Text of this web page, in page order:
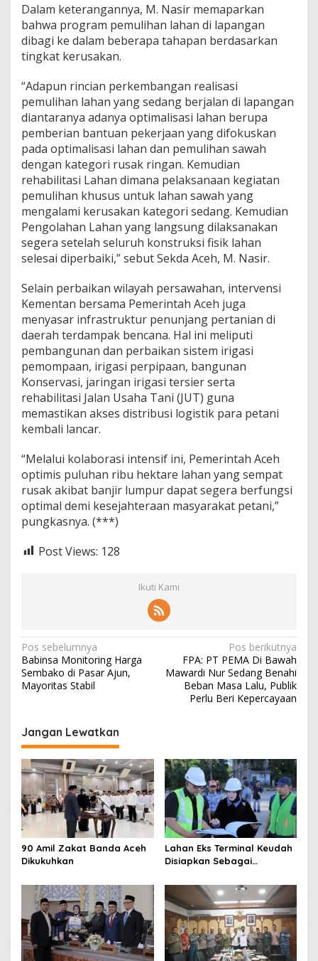
Dalam keterangannya, M. Nasir memaparkan
bahwa program pemulihan lahan di lapangan
dibagi ke dalam beberapa tahapan berdasarkan
tingkat kerusakan.
“Adapun rincian perkembangan realisasi
pemulihan lahan yang sedang berjalan di lapangan
diantaranya adanya optimalisasi lahan berupa
pemberian bantuan pekerjaan yang difokuskan
pada optimalisasi lahan dan pemulihan sawah
dengan kategori rusak ringan. Kemudian
rehabilitasi Lahan dimana pelaksanaan kegiatan
pemulihan khusus untuk lahan sawah yang
mengalami kerusakan kategori sedang. Kemudian
Pengolahan Lahan yang langsung dilaksanakan
segera setelah seluruh konstruksi fisik lahan
selesai diperbaiki,” sebut Sekda Aceh, M. Nasir.
Selain perbaikan wilayah persawahan, intervensi
Kementan bersama Pemerintah Aceh juga
menyasar infrastruktur penunjang pertanian di
daerah terdampak bencana. Hal ini meliputi
pembangunan dan perbaikan sistem irigasi
pemompaan, irigasi perpipaan, bangunan
Konservasi, jaringan irigasi tersier serta
rehabilitasi Jalan Usaha Tani (JUT) guna
memastikan akses distribusi logistik para petani
kembali lancar.
“Melalui kolaborasi intensif ini, Pemerintah Aceh
optimis puluhan ribu hektare lahan yang sempat
rusak akibat banjir lumpur dapat segera berfungsi
optimal demi kesejahteraan masyarakat petani,”
pungkasnya. (***)
Post Views: 128
Ikuti Kami
N
a
v
g
a
s
i
p
o
s
Pos sebelumnya
Babinsa Monitoring Harga
Sembako di Pasar Ajun,
Mayoritas Stabil
Pos berikutnya
FPA: PT PEMA Di Bawah
Mawardi Nur Sedang Benahi
Beban Masa Lalu, Publik
Perlu Beri Kepercayaan
Jangan Lewatkan
90 Amil Zakat Banda Aceh
Dikukuhkan
Lahan Eks Terminal Keudah
Disiapkan Sebagai
Pusat Bisnis Terintegrasi